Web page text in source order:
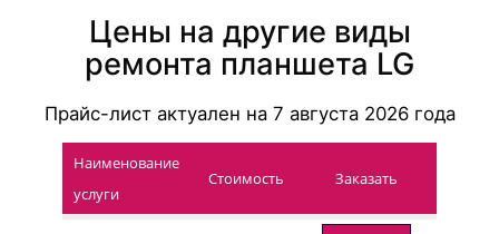
Цены на другие виды
ремонта планшета LG
Прайс-лист актуален на 7 августа 2026года
Наименование
услуги
Стоимость Заказать